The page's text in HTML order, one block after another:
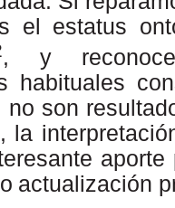
el estatus
, y
habituales
no son
la
actualización